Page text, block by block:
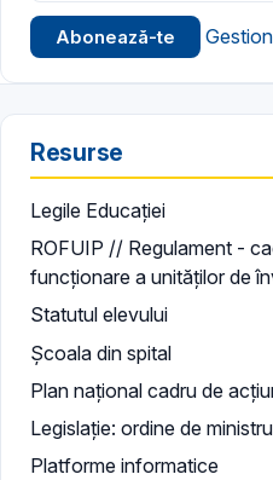
Resurse
Legile Educației
ROFUIP // Regulament -
funcționare a unităților de
Statutul elevului
Școala din spital
Plan național cadru de
Legislație: ordine de ministru
Platforme informatice